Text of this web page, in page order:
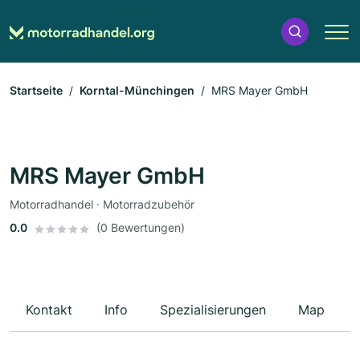
Startseite Korntal-Münchingen MRS Mayer GmbH
MRS Mayer GmbH
Motorradhandel · Motorradzubehör
0.0
(0 Bewertungen)
Kontakt Info Spezialisierungen Map